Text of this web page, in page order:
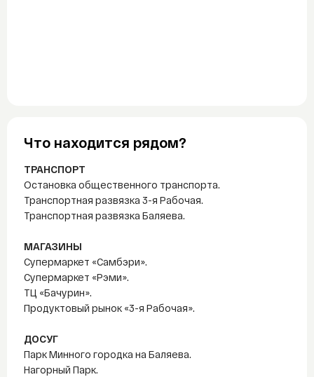
Что находится рядом?
ТРАНСПОРТ
Остановка общественного транспорта.
Транспортная развязка 3-я Рабочая.
Транспортная развязка Баляева.
МАГАЗИНЫ
Супермаркет «Самбэри».
Супермаркет «Рэми».
ТЦ «Бачурин».
Продуктовый рынок «3-я Рабочая».
ДОСУГ
Парк Минного городка на Баляева.
Нагорный Парк.